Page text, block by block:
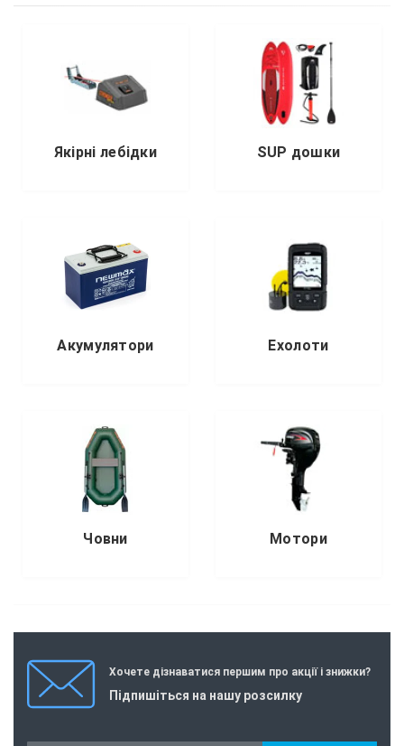
Якірні лебідки SUP дошки
Акумулятори Ехолоти
Човни Мотори
Хочете дізнаватися першим про акції і знижки?
Підпишіться на нашу розсилку